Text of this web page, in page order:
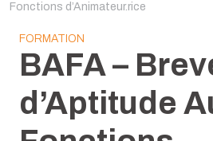
Fonctions d’Animateur.rice
FORMATION
BAFA –
d’Aptitude